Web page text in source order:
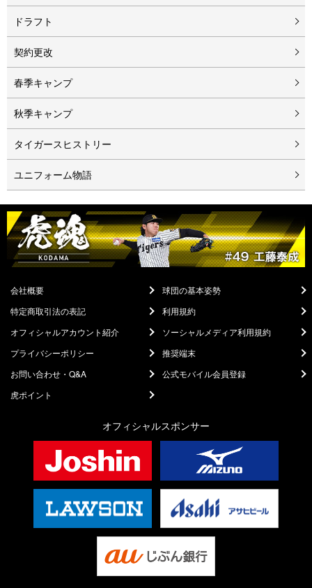
ドラフト
契約更改
春季キャンプ
秋季キャンプ
タイガースヒストリー
ユニフォーム物語
会社概要
球団の基本姿勢
特定商取引法の表記
利用規約
オフィシャルアカウント紹介
ソーシャルメディア利用規約
プライバシーポリシー
推奨端末
お問い合わせ・Q&A
公式モバイル会員登録
虎ポイント
オフィシャルスポンサー